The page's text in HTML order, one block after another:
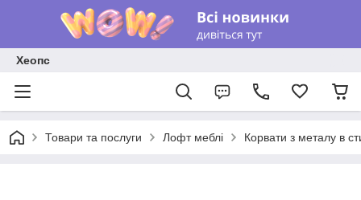
Хеопс
Товари та послуги Лофт меблі Корвати з металу в